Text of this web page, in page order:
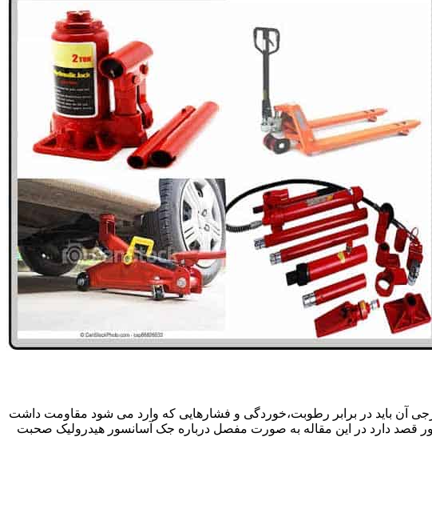
باید در برابر رطوبت،خوردگی و فشارهایی که وارد می شود مقاومت داشت
قصد دارد در این مقاله به صورت مفصل درباره جک آسانسور هیدرولیک صحبت